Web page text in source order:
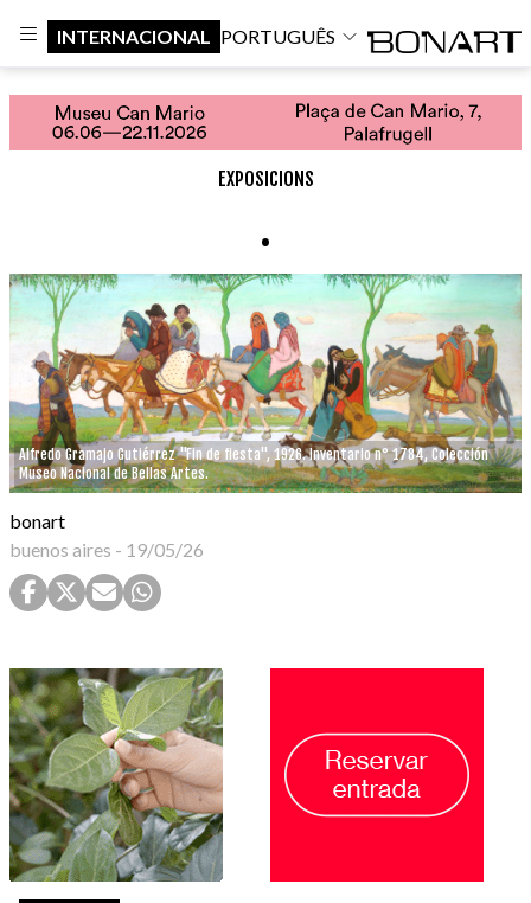
INTERNACIONAL PORTUGUÊS
EXPOSICIONS
.
Alfredo Gramajo Gutiérrez "Fin de fiesta", 1926. Inventario n° 1784, Colección
Museo Nacional de Bellas Artes.
bonart
buenos aires - 19/05/26